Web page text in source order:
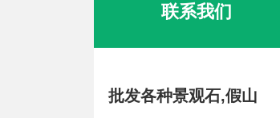
联系我们
批发各种景观石,假山